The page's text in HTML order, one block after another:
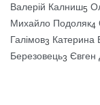
Валерій Калниш5
Михайло Подоляк4
Галімов3 Катерина
Березовець3 Євген